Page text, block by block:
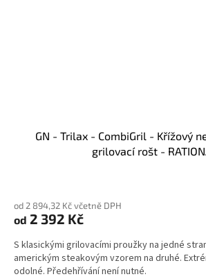
GN - Trilax - CombiGril - Křížový
grilovací rošt -
od 2 894,32 Kč včetně DPH
od 2 392 Kč
S klasickými grilovacími proužky na jedné
americkým steakovým vzorem na druhé.
odolné. Předehřívání není nutné.